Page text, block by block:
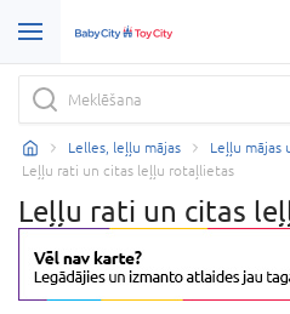
Lelles, leļļu mājas
Leļļu mājas
Leļļu rati un citas leļļu rotaļlietas
Leļļu rati un citas